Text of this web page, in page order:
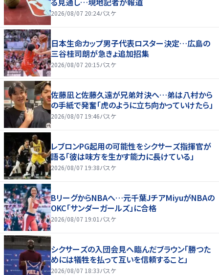
2026/08/07 20:24バスケ
日本生命カップ男子代表ロスター決定…広島の
三谷桂司朗が急きょ追加招集
2026/08/07 20:15バスケ
佐藤凪と佐藤久遠が兄弟対決へ…弟は八村から
の手紙で発奮「虎のように立ち向かっていけたら」
2026/08/07 19:46バスケ
レブロンPG起用の可能性をシクサーズ指揮官が
語る「彼は味方を生かす能力に長けている」
2026/08/07 19:38バスケ
BリーグからNBAへ…元千葉JチアMiyuがNBAの
OKC「サンダーガールズ」に合格
2026/08/07 19:01 バスケ
シクサーズの入団会見へ臨んだブラウン「勝つた
めには犠牲を払って互いを信頼すること」
2026/08/07 18:33バスケ